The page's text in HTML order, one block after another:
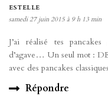
ESTELLE
samedi 27 juin 2015 à 9 h 13 min
J’ai réalisé tes
d’agave… Un seul mot :
avec des pancakes
Répondre